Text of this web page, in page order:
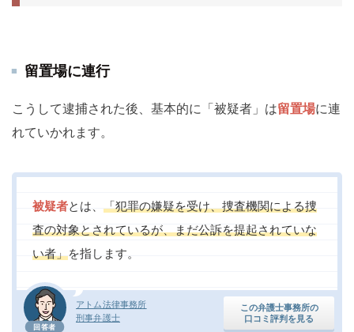
留置場に連行
こうして逮捕された後、基本的に「被疑者」は留置場に連
れていかれます。
回答者
アトム法律事務所
刑事弁護士
この弁護士事務所の
口コミ評判を見る
被疑者とは、 「犯罪の嫌疑を受け、捜査機関による捜
査の対象とされているが、まだ公訴を提起されていな
い者」を指します。